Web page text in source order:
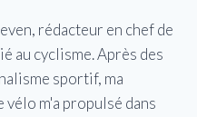
rédacteur en chef de
au cyclisme. Après des
sportif, ma
vélo m'a propulsé dans